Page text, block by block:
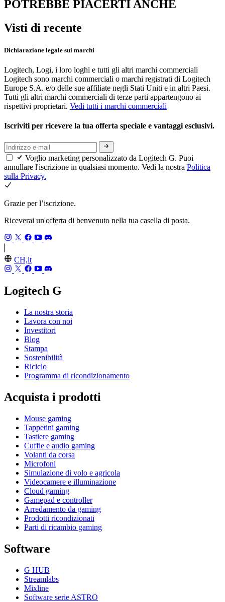
POTREBBE PIACERTI ANCHE
Visti di recente
Dichiarazione legale sui marchi
Logitech, Logi, i loro loghi e tutti gli altri marchi commerciali
Logitech sono marchi commerciali o marchi registrati di Logitech
Europe S.A. e/o delle sue affiliate negli Stati Uniti e in altri Paesi.
Tutti gli altri marchi commerciali di terze parti appartengono ai
rispettivi proprietari. Vedi tutti i marchi commerciali
Iscriviti per ricevere la tua offerta speciale e vantaggi esclusivi.
Voglio marketing personalizzato da Logitech G. Puoi
annullare l'iscrizione in qualsiasi momento. Vedi la nostra Politica
sulla Privacy.
Grazie per l’iscrizione.
Riceverai un'offerta di benvenuto nella tua casella di posta.
CH,it
Logitech G
La nostra storia
Lavora con noi
Investitori
Blog
Stampa
Sostenibilità
Riciclo
Programma di ricondizionamento
Acquista i prodotti
Mouse gaming
Tappetini gaming
Tastiere gaming
Cuffie e audio gaming
Volanti da corsa
Microfoni
Simulazione di volo e agricola
Videocamere e illuminazione
Cloud gaming
Gamepad e controller
Arredamento da gaming
Prodotti ricondizionati
Parti di ricambio gaming
Software
G HUB
Streamlabs
Mixline
Software serie ASTRO